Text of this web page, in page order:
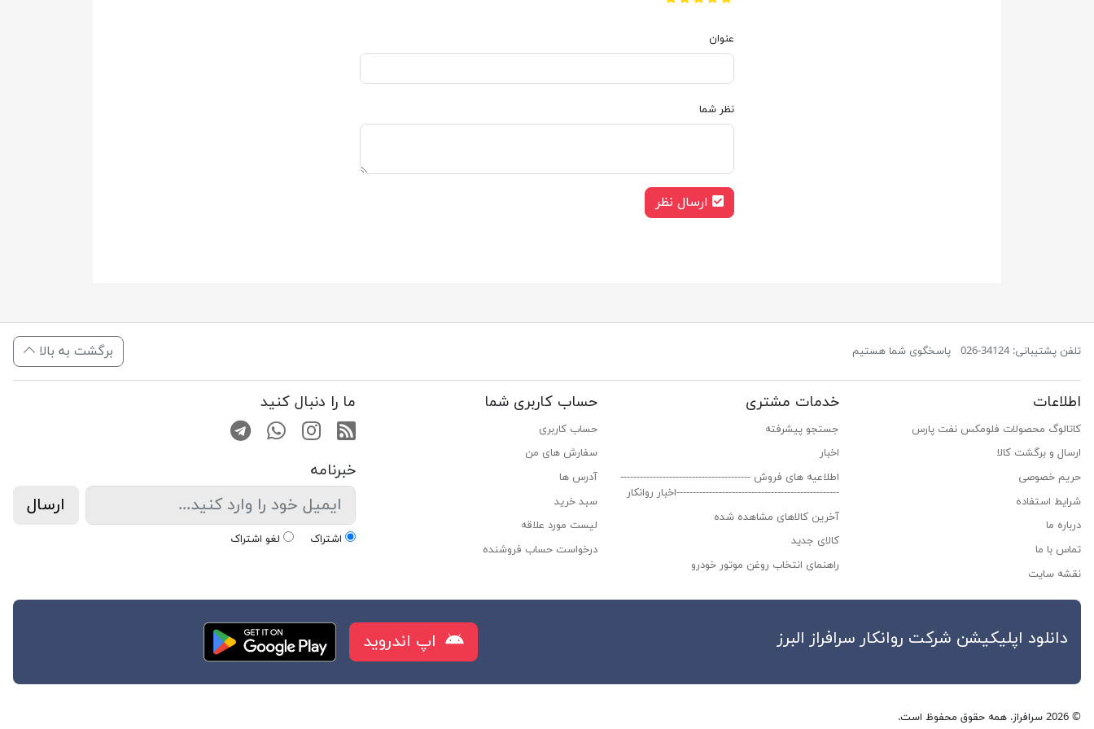
عنوان
نظر شما
ارسال نظر
تلفن پشتیبانی: 34124-026 پاسخگوی شما هستیم برگشت به بالا
اطلاعات
کاتالوگ محصولات فلومکس نفت پارس
ارسال و برگشت کالا
حریم خصوصی
شرایط استفاده
درباره ما
تماس با ما
نقشه سایت
خدمات مشتری
جستجو پیشرفته
اخبار
اطلاعیه های فروش ----------------------------------------
--------------------------------------------------اخبار روانکار
آخرین کالاهای مشاهده شده
کالای جدید
راهنمای انتخاب روغن موتور خودرو
حساب کاربری شما
حساب کاربری
سفارش های من‎
آدرس ها
سبد خرید
لیست مورد علاقه
درخواست حساب فروشنده
ما را دنبال کنید
RSS صفحه اینستاگرام
تماس با واتس اپ
کانال تلگرام
خبرنامه
ارسال
اشتراک لغو اشتراک
دانلود اپلیکیشن شرکت روانکار سرافراز البرز اپ اندروید
© 2026 سرافراز. همه حقوق محفوظ است.